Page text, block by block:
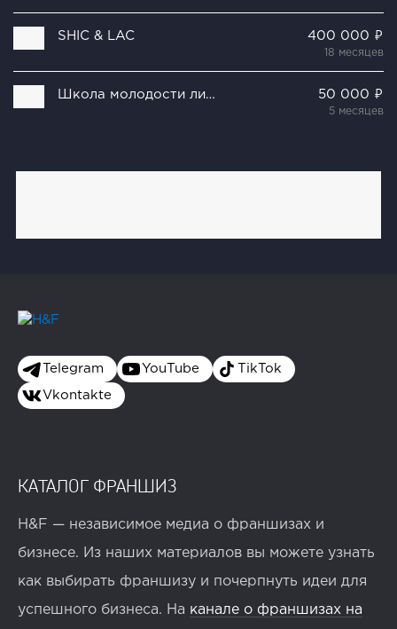
SHIC & LAC 400 000 ₽
18 месяцев
Школа молодости лица Ольги Малаховой 50 000 ₽
5 месяцев
Telegram YouTube TikTok
Vkontakte
КАТАЛОГ ФРАНШИЗ
H&F — независимое медиа о франшизах и
бизнесе. Из наших материалов вы можете узнать
как выбирать франшизу и почерпнуть идеи для
успешного бизнеса. На канале о франшизах на